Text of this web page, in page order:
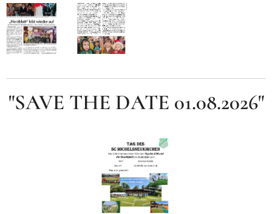
"SAVE THE DATE 01.08.2026"